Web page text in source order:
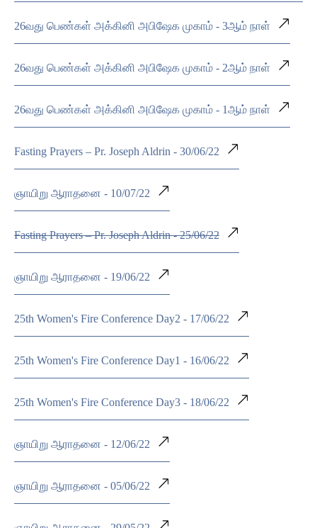
26வது பெண்கள் அக்கினி அபிஷேக முகாம் - 3ஆம் நாள்
26வது பெண்கள் அக்கினி அபிஷேக முகாம் - 2ஆம் நாள்
26வது பெண்கள் அக்கினி அபிஷேக முகாம் - 1ஆம் நாள்
Fasting Prayers – Pr. Joseph Aldrin - 30/06/22
ஞாயிறு ஆராதனை - 10/07/22
Fasting Prayers – Pr. Joseph Aldrin - 25/06/22
ஞாயிறு ஆராதனை - 19/06/22
25th Women's Fire Conference Day2 - 17/06/22
25th Women's Fire Conference Day1 - 16/06/22
25th Women's Fire Conference Day3 - 18/06/22
ஞாயிறு ஆராதனை - 12/06/22
ஞாயிறு ஆராதனை - 05/06/22